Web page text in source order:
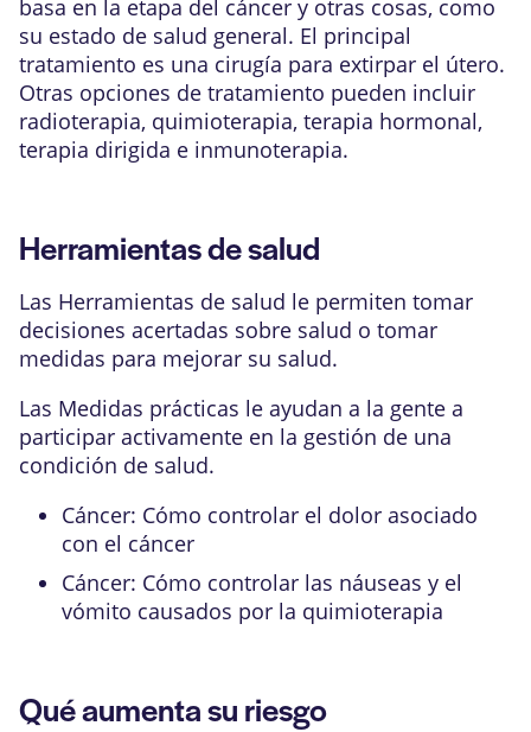
basa en la etapa del cáncer y otras cosas, como
su estado de salud general. El principal
tratamiento es una cirugía para extirpar el útero.
Otras opciones de tratamiento pueden incluir
radioterapia, quimioterapia, terapia hormonal,
terapia dirigida e inmunoterapia.
Herramientas de salud
Las Herramientas de salud le permiten tomar
decisiones acertadas sobre salud o tomar
medidas para mejorar su salud.
Las Medidas prácticas le ayudan a la gente a
participar activamente en la gestión de una
condición de salud.
Cáncer: Cómo controlar el dolor asociado
con el cáncer
Cáncer: Cómo controlar las náuseas y el
vómito causados por la quimioterapia
Qué aumenta su riesgo